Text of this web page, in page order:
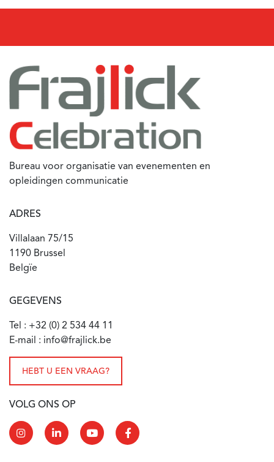
Bureau voor organisatie van evenementen en
opleidingen communicatie
ADRES
Villalaan 75/15
1190 Brussel
Belgïe
GEGEVENS
Tel : +32 (0) 2 534 44 11
E-mail : info@frajlick.be
HEBT U EEN VRAAG?
VOLG ONS OP